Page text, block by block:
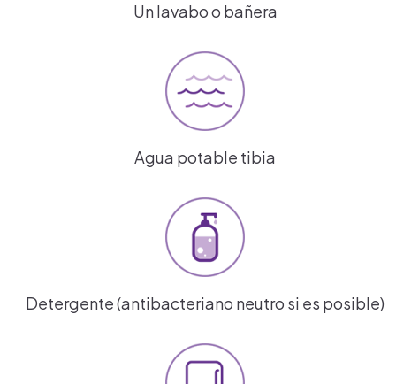
Un lavabo o bañera
Agua potable tibia
Detergente(antibacteriano neutro si es posible)